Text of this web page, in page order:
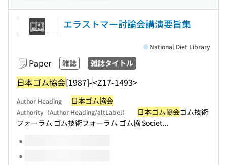
エラストマー討論会講演要旨集
Paper 雑誌 雑誌タイトル
日本ゴム協会[1987]-<Z17-1493>
National Diet Library
Author Heading 日本ゴム協会
Authority（Author Heading/altLabel） 日本ゴム協会ゴム技術
フォーラム ゴム技術フォーラム ゴム協 Societ...
Volumes of this title